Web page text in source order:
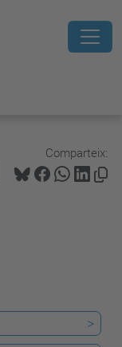
Comparteix:
>